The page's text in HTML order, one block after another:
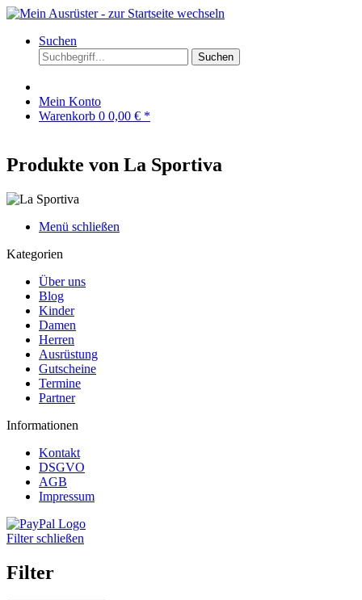
Suchen
Suchen
Mein Konto
Warenkorb 0 0,00 € *
Produkte von La Sportiva
Menü schließen
Kategorien
Über uns
Blog
Kinder
Damen
Herren
Ausrüstung
Gutscheine
Termine
Partner
Informationen
Kontakt
DSGVO
AGB
Impressum
Filter schließen
Filter